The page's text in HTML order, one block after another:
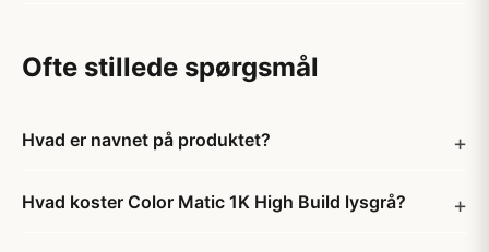
Ofte stillede spørgsmål
Hvad er navnet på produktet?
Hvad koster Color Matic 1K High Build lysgrå?